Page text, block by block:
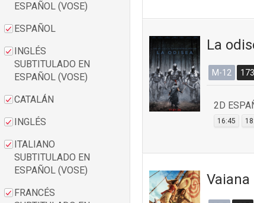
ESPAÑOL (VOSE)
ESPAÑOL
INGLÉS
SUBTITULADO EN
ESPAÑOL (VOSE)
CATALÁN
INGLÉS
ITALIANO
SUBTITULADO EN
ESPAÑOL (VOSE)
FRANCÉS
La
M-12 173
2D
16:45
Vaiana